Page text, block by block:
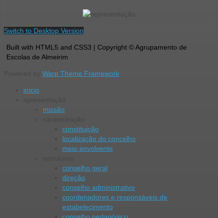
Switch to Desktop Version
Built with HTML5 and CSS3 | Copyright © Agrupamento de
Escolas de Almeirim
Warp Theme Framework
início
missão
constituição
localização do concelho
meio envolvente
conselho geral
direção
conselho administrativo
coordenadores e responsáveis de
estabelecimento